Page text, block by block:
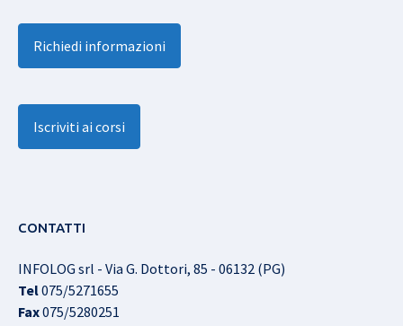
Richiedi informazioni
Iscriviti ai corsi
CONTATTI
INFOLOG srl - Via G. Dottori, 85 - 06132 (PG)
Tel075/5271655
Fax075/5280251